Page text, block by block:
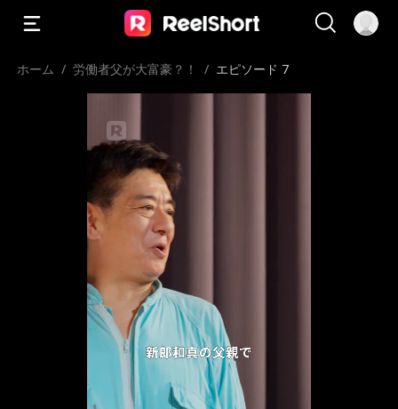
ホーム / 労働者父が大富豪？！ / エピソード 7